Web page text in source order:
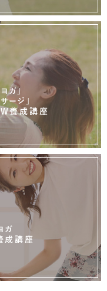
ガ」
ージ」
養成講座
ガ
成講座